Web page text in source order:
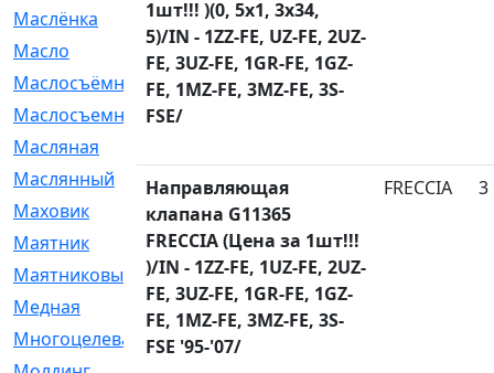
Маслёнка
[4]
Масло
[66]
Маслосъёмные
[480]
Маслосъемные
Масляная
Маслянный
[54]
Маховик
[6]
Маятник
[5]
Маятниковый
[13]
Медная
[2]
Многоцелевая
[1]
1шт!!! )(0, 5x1, 3x34,
5)/IN - 1ZZ-FE, UZ-FE, 2UZ-
FE, 3UZ-FE, 1GR-FE, 1GZ-
FE, 1MZ-FE, 3MZ-FE, 3S-
FSE/
Направляющая
клапана G11365
FRECCIA (Цена за 1шт!!!
)/IN - 1ZZ-FE, 1UZ-FE, 2UZ-
FE, 3UZ-FE, 1GR-FE, 1GZ-
FE, 1MZ-FE, 3MZ-FE, 3S-
FSE '95-'07/
FRECCIA 3